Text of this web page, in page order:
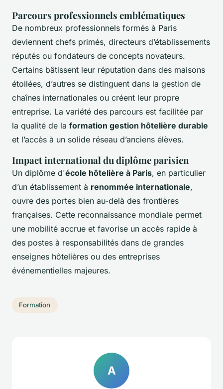
Parcours professionnels emblématiques
De nombreux professionnels formés à Paris
deviennent chefs primés, directeurs d’établissements
réputés ou fondateurs de concepts novateurs.
Certains bâtissent leur réputation dans des maisons
étoilées, d’autres se distinguent dans la gestion de
chaînes internationales ou créent leur propre
entreprise. La variété des parcours est facilitée par
la qualité de la formation gestion hôtelière durable
et l’accès à un solide réseau d’anciens élèves.
Impact international du diplôme parisien
Un diplôme d'école hôtelière à Paris, en particulier
d’un établissement à renommée internationale,
ouvre des portes bien au-delà des frontières
françaises. Cette reconnaissance mondiale permet
une mobilité accrue et favorise un accès rapide à
des postes à responsabilités dans de grandes
enseignes hôtelières ou des entreprises
événementielles majeures.
Formation
A